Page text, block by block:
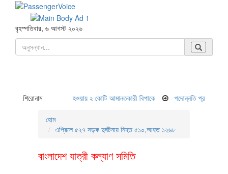
বৃহস্পতিবার, ৬ আগস্ট ২০২৬
শিরোনাম
আমলে অর্থ লোপাট হওয়ায় ২ কোটি আমানতকারী বিপাকে পদোন্নতি প্রক্রিয়ায়
হোম
এপ্রিলে ৫২৭ সড়ক দুর্ঘটনায় নিহত ৫১০,আহত ১২৬৮
বাংলাদেশ যাত্রী কল্যাণ সমিতি